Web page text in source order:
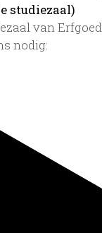
studiezaal)
van
nodig: